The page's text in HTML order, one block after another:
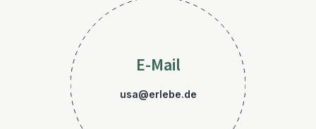
E-Mail
usa@erlebe.de